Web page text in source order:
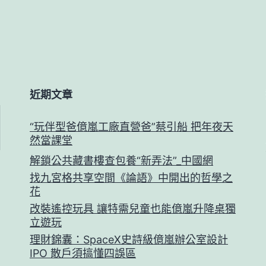
近期文章
“玩伴型爸億嵐工廠直營爸”蔡引船 把年夜天
然當課堂
解鎖公共藏書樓查包養“新弄法”_中國網
找九宮格共享空間《論語》中開出的哲學之
花
改裝遙控玩具 讓特需兒童也能億嵐升降桌獨
立遊玩
理財錦囊：SpaceX史詩級億嵐辦公室設計
IPO 散戶須搞懂四誤區